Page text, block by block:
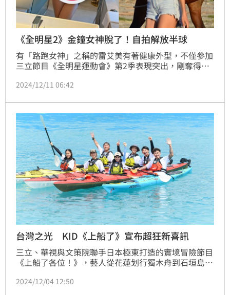
《全明星2》金鐘女神脫了！自拍解放半球
有「路跑女神」之稱的雷艾美有著健康外型，不僅參加
三立節目《全明星運動會》第2季表現突出，剛奪得第
節目主持的她人氣度爆棚。近日她把握工作空檔到桃園
光。
2024/12/11 06:42
台灣之光 KID《上船了》宣布超狂新喜訊
三立、華視與文策院聯手日本極東打造的實境冒險節目
《上船了各位！》，藝人從花蓮划行獨木舟到石垣島，
節目在海外也受到矚目，分別入圍了「第29屆亞洲電視
2024/12/04 12:50